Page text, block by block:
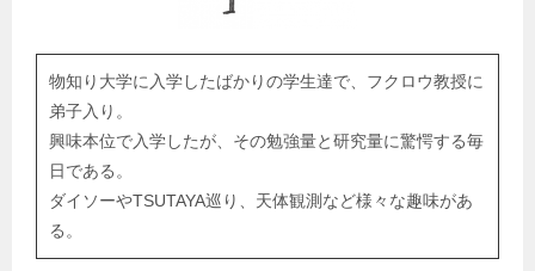
物知り大学に入学したばかりの学生達で、フクロウ教授に
弟子入り。
興味本位で入学したが、その勉強量と研究量に驚愕する毎
日である。
ダイソーやTSUTAYA巡り、天体観測など様々な趣味があ
る。